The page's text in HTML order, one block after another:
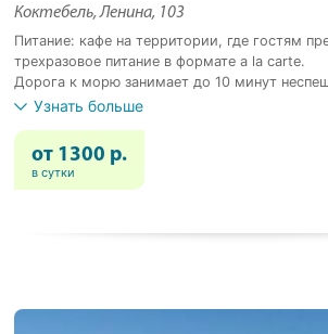
Коктебель, Ленина, 103
Питание: кафе на территории, где гостям
трехразовое питание в формате a la carte.
Дорога к морю занимает до 10 минут
Узнать больше
от 1300 р.
в сутки